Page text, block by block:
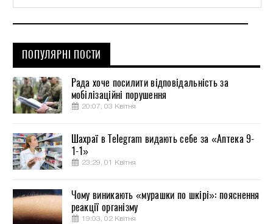
ПОПУЛЯРНІ ПОСТИ
Рада хоче посилити відповідальність за
мобілізаційні порушення
20:07, 03 Квітня
Шахраї в Telegram видають себе за «Аптека 9-
1-1»
23:29, 01 Квітня
Чому виникають «мурашки по шкірі»: пояснення
реакції організму
19:03, 02 Квітня